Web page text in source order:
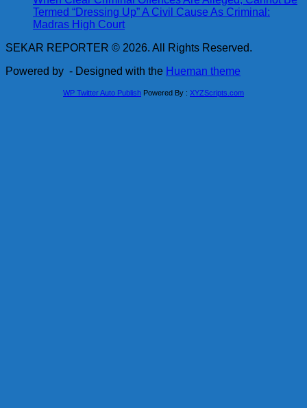
Termed “Dressing Up” A Civil Cause As Criminal:
Madras High Court
SEKAR REPORTER © 2026. All Rights Reserved.
Powered by - Designed with the Hueman theme
WP Twitter Auto Publish Powered By : XYZScripts.com